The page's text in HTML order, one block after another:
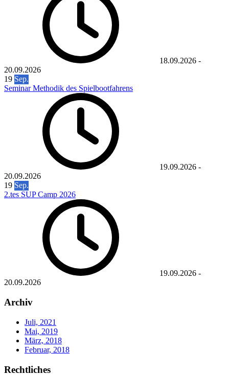
18.09.2026 -
20.09.2026
19 Sep.
Seminar Methodik des Spielbootfahrens
19.09.2026 -
20.09.2026
19 Sep.
2.tes SUP Camp 2026
19.09.2026 -
20.09.2026
Archiv
Juli, 2021
Mai, 2019
März, 2018
Februar, 2018
Rechtliches